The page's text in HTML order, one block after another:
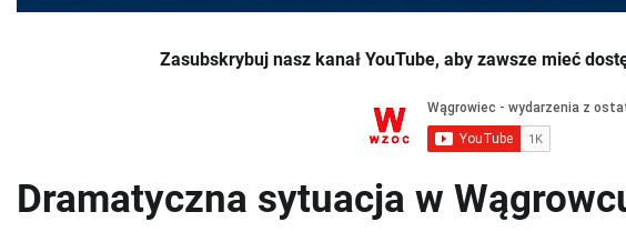
Zasubskrybuj nasz kanał YouTube, aby zawsze mieć
Dramatyczna sytuacja w